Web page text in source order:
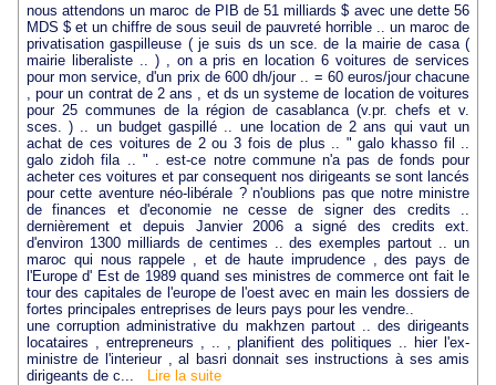
nous attendons un maroc de PIB de 51 milliards $ avec une dette 56
MDS $ et un chiffre de sous seuil de pauvreté horrible .. un maroc de
privatisation gaspilleuse ( je suis ds un sce. de la mairie de casa (
mairie liberaliste .. ) , on a pris en location 6 voitures de services
pour mon service, d'un prix de 600 dh/jour .. = 60 euros/jour chacune
, pour un contrat de 2 ans , et ds un systeme de location de voitures
pour 25 communes de la région de casablanca (v.pr. chefs et v.
sces. ) .. un budget gaspillé .. une location de 2 ans qui vaut un
achat de ces voitures de 2 ou 3 fois de plus .. " galo khasso fil ..
galo zidoh fila .. " . est-ce notre commune n'a pas de fonds pour
acheter ces voitures et par consequent nos dirigeants se sont lancés
pour cette aventure néo-libérale ? n'oublions pas que notre ministre
de finances et d'economie ne cesse de signer des credits ..
dernièrement et depuis Janvier 2006 a signé des credits ext.
d'environ 1300 milliards de centimes .. des exemples partout .. un
maroc qui nous rappele , et de haute imprudence , des pays de
l'Europe d' Est de 1989 quand ses ministres de commerce ont fait le
tour des capitales de l'europe de l'oest avec en main les dossiers de
fortes principales entreprises de leurs pays pour les vendre..
une corruption administrative du makhzen partout .. des dirigeants
locataires , entrepreneurs , .. , planifient des politiques .. hier l'ex-
ministre de l'interieur , al basri donnait ses instructions à ses amis
dirigeants de c... Lire la suite